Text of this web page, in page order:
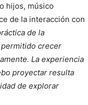
hijos, músico
de la interacción con
de la
crecer
La experiencia
proyectar resulta
de explorar